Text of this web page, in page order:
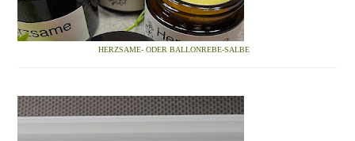
HERZSAME- ODER BALLONREBE-SALBE